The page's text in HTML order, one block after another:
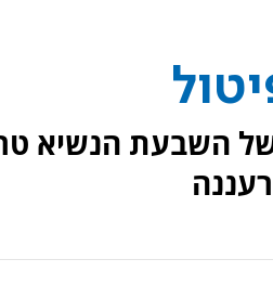
השבעת הנשיא